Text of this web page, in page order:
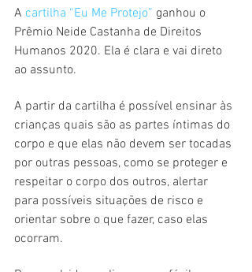
A cartilha “Eu Me Protejo” ganhou o
Prêmio Neide Castanha de Direitos
Humanos 2020. Ela é clara e vai direto
ao assunto.
A partir da cartilha é possível ensinar às
crianças quais são as partes íntimas do
corpo e que elas não devem ser tocadas
por outras pessoas, como se proteger e
respeitar o corpo dos outros, alertar
para possíveis situações de risco e
orientar sobre o que fazer, caso elas
ocorram.